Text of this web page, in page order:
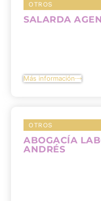
OTROS
SALARDA
Más información
OTROS
ABOGACÍA
ANDRÉS